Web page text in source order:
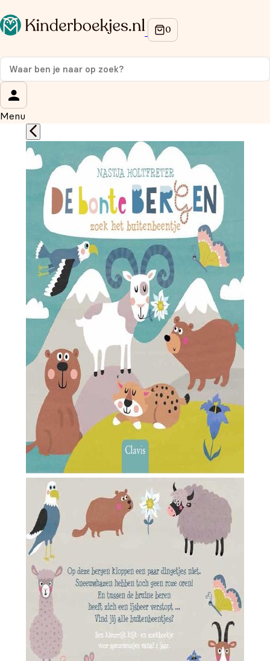
Menu
Op de hoogte blijven van onze acties?
Meld je aan voor onze nieuwsbrief en ontvang
korting
Wat is je voornaam?
Wat is je e-mailadres?*
Aanmelden
We gebruiken je gegevens om contact op te nemen, in
overeenstemming met onsprivacybeleid.